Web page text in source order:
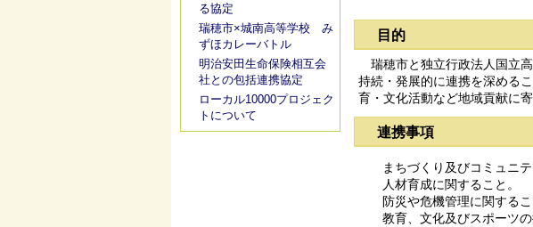
る協定
瑞穂市×城南高等学校 み
ずほカレーバトル
明治安田生命保険相互会
社との包括連携協定
ローカル10000プロジェク
トについて
目的
瑞穂市と独立行政法人国立
持続・発展的に連携を深める
育・文化活動など地域貢献に
連携事項
まちづくり及びコミュニ
人材育成に関すること。
防災や危機管理に関するこ
教育、文化及びスポーツの